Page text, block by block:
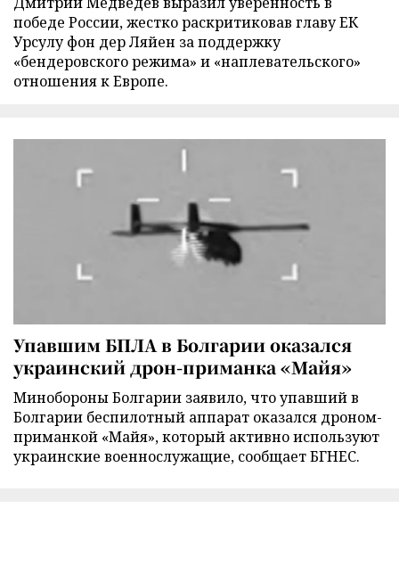
победе России, жестко раскритиковав главу ЕК
Урсулу фон дер Ляйен за поддержку
«бендеровского режима» и «наплевательского»
отношения к Европе.
Упавшим БПЛА в Болгарии оказался
украинский дрон-приманка «Майя»
Минобороны Болгарии заявило, что упавший в
Болгарии беспилотный аппарат оказался дроном-
приманкой «Майя», который активно используют
украинские военнослужащие, сообщает БГНЕС.